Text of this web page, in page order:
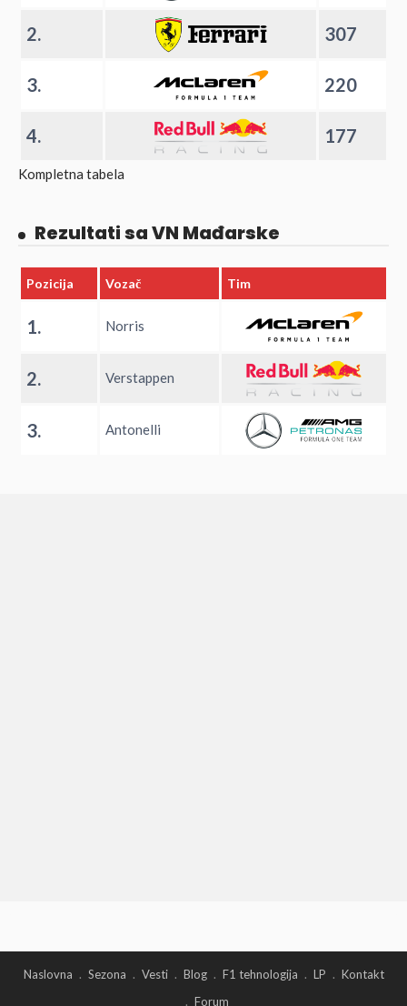
2. 307
3. 220
4. 177
Kompletna tabela
Rezultati sa VN Mađarske
Pozicija Vozač Tim
1. Norris
2. Verstappen
3. Antonelli
Naslovna Sezona Vesti Blog F1 tehnologija LP
Kontakt
Forum